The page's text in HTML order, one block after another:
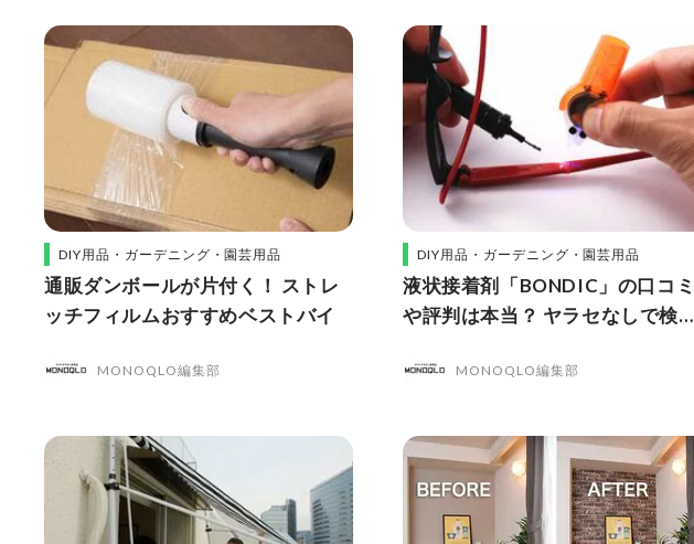
DIY用品・ガーデニング・園芸用品
通販ダンボールが片付く！ ストレ
ッチフィルムおすすめベストバイ
MONOQLO編集部
DIY用品・ガーデニング・園芸用品
液状接着剤「BONDIC」の口コミ
や評判は本当？ ヤラセなしで検証
MONOQLO編集部